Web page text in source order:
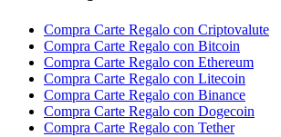
Compra Carte Regalo con Criptovalute
Compra Carte Regalo con Bitcoin
Compra Carte Regalo con Ethereum
Compra Carte Regalo con Litecoin
Compra Carte Regalo con Binance
Compra Carte Regalo con Dogecoin
Compra Carte Regalo con Tether